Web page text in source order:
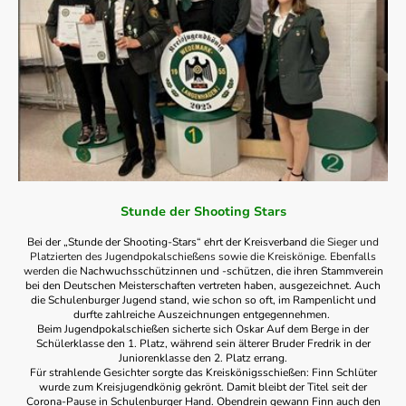
Stunde der Shooting Stars
Bei der „Stunde der Shooting-Stars“ ehrt der Kreisverband die Sieger und
Platzierten des Jugendpokalschießens sowie die Kreiskönige. Ebenfalls
werden dieNachwuchsschützinnen und -schützen, die ihren Stammverein
bei den Deutschen Meisterschaften vertreten haben, ausgezeichnet. Auch
die Schulenburger Jugend stand, wie schon so oft, im Rampenlicht und
durfte zahlreiche Auszeichnungen entgegennehmen.
Beim Jugendpokalschießen sicherte sich Oskar Auf dem Berge in der
Schülerklasse den 1. Platz, während sein älterer Bruder Fredrik in der
Juniorenklasse den 2. Platz errang.
Für strahlende Gesichter sorgte das Kreiskönigsschießen: Finn Schlüter
wurde zum Kreisjugendkönig gekrönt. Damit bleibt der Titel seit der
Corona-Pause in Schulenburger Hand. Obendrein gewann Finn auch den